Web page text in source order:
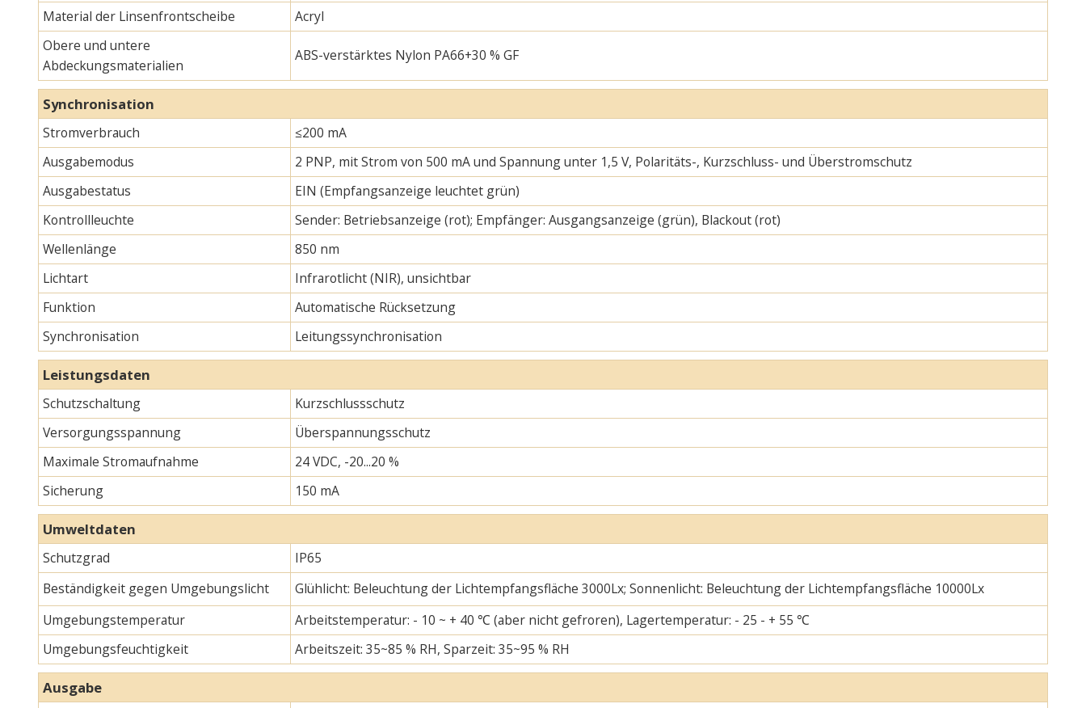
Material der Linsenfrontscheibe
Acryl
Obere und untere
Abdeckungsmaterialien
ABS-verstärktes Nylon PA66+30 % GF
Synchronisation
Stromverbrauch
≤200 mA
Ausgabemodus
2 PNP, mit Strom von 500 mA und Spannung unter 1,5 V, Polaritäts-, Kurzschluss- und Überstromschutz
Ausgabestatus
EIN (Empfangsanzeige leuchtet grün)
Kontrollleuchte
Sender: Betriebsanzeige (rot); Empfänger: Ausgangsanzeige (grün), Blackout (rot)
Wellenlänge
850 nm
Lichtart
Infrarotlicht (NIR), unsichtbar
Funktion
Automatische Rücksetzung
Synchronisation
Leitungssynchronisation
Leistungsdaten
Schutzschaltung
Kurzschlussschutz
Versorgungsspannung
Überspannungsschutz
Maximale Stromaufnahme
24 VDC, -20...20 %
Sicherung
150 mA
Umweltdaten
Schutzgrad
IP65
Beständigkeit gegen Umgebungslicht
Glühlicht: Beleuchtung der Lichtempfangsfläche 3000Lx; Sonnenlicht: Beleuchtung der Lichtempfangsfläche 10000Lx
Umgebungstemperatur
Arbeitstemperatur: - 10 ~ + 40 ℃ (aber nicht gefroren), Lagertemperatur: - 25 - + 55 ℃
Umgebungsfeuchtigkeit
Arbeitszeit: 35~85 % RH, Sparzeit: 35~95 % RH
Ausgabe